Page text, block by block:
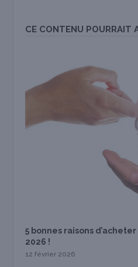
CE CONTENU POURRAIT
5 bonnes raisons
2026 !
12 février 2026